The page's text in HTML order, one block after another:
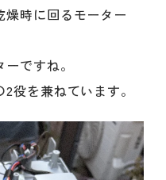
時に回るモーター
ですね。
役を兼ねています。